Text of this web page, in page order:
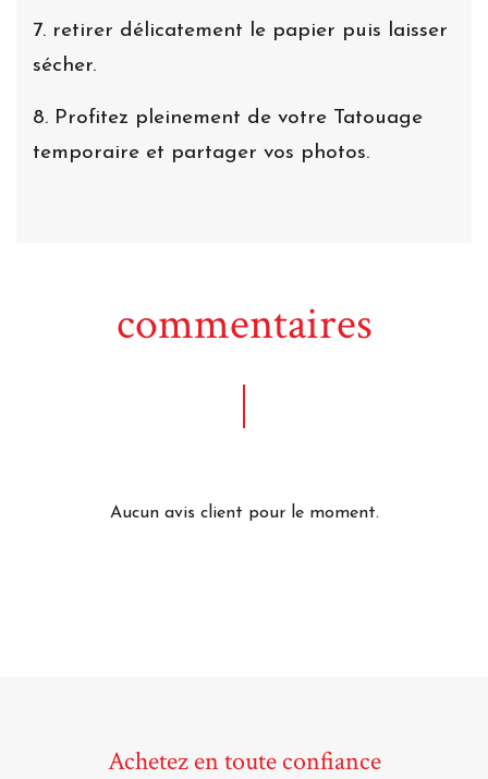
7. retirer délicatement le papier puis laisser
sécher.
8. Profitez pleinement de votre Tatouage
temporaire et partager vos photos.
commentaires
Aucun avis client pour le moment.
Achetez en toute confiance